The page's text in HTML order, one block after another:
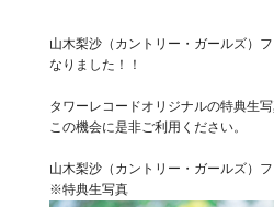
山木梨沙（カントリー・ガールズ）
なりました！！
タワーレコードオリジナルの特典生
この機会に是非ご利用ください。
山木梨沙（カントリー・ガールズ）
※特典生写真